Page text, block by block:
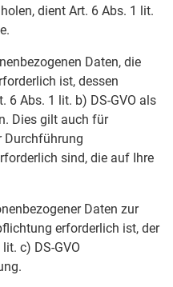
dient Art. 6 Abs. 1 lit.
Daten, die
ist, dessen
6 Abs. 1 lit. b) DS-GVO als
Dies gilt auch für
Durchführung
sind, die auf Ihre
Daten zur
erforderlich ist, der
c) DS-GVO